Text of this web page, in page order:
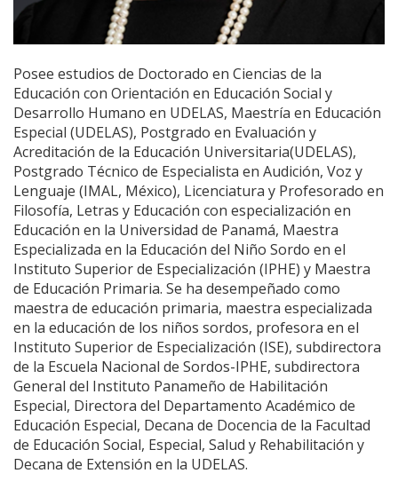
Posee estudios de Doctorado en Ciencias de la
Educación con Orientación en Educación Social y
Desarrollo Humano en UDELAS, Maestría en Educación
Especial (UDELAS), Postgrado en Evaluación y
Acreditación de la Educación Universitaria(UDELAS),
Postgrado Técnico de Especialista en Audición, Voz y
Lenguaje (IMAL, México), Licenciatura y Profesorado en
Filosofía, Letras y Educación con especialización en
Educación en la Universidad de Panamá, Maestra
Especializada en la Educación del Niño Sordo en el
Instituto Superior de Especialización (IPHE) y Maestra
de Educación Primaria. Se ha desempeñado como
maestra de educación primaria, maestra especializada
en la educación de los niños sordos, profesora en el
Instituto Superior de Especialización (ISE), subdirectora
de la Escuela Nacional de Sordos-IPHE, subdirectora
General del Instituto Panameño de Habilitación
Especial, Directora del Departamento Académico de
Educación Especial, Decana de Docencia de la Facultad
de Educación Social, Especial, Salud y Rehabilitación y
Decana de Extensión en la UDELAS.